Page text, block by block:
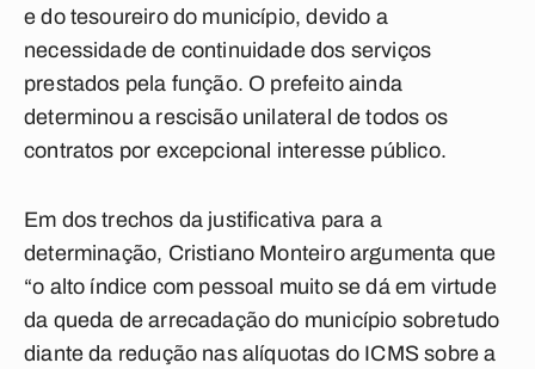
e do tesoureiro do município, devido a
necessidade de continuidade dos serviços
prestados pela função. O prefeito ainda
determinou a rescisão unilateral de todos os
contratos por excepcional interesse público.
Em dos trechos da justificativa para a
determinação, Cristiano Monteiro argumenta que
“o alto índice com pessoal muito se dá em virtude
da queda de arrecadação do município sobretudo
diante da redução nas alíquotas do ICMS sobre a